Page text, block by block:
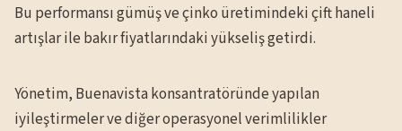
Bu performansı gümüş ve çinko üretimindeki çift haneli
artışlar ile bakır fiyatlarındaki yükseliş getirdi.
Yönetim, Buenavista konsantratöründe yapılan
iyileştirmeler ve diğer operasyonel verimlilikler